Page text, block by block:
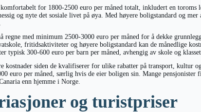
for 1800-2500 euro per måned totalt, inkludert en
og nyte det sosiale livet på øya. Med høyere boligstandard og
regne med minimum 2500-3000 euro per måned for å dekke
fritidsaktiviteter og høyere boligstandard kan de månedlige
typisk 300-600 euro per barn per måned, avhengig av skole og
kostnader siden de kvalifiserer for ulike rabatter på transport, kultur
euro per måned, særlig hvis de eier boligen sin. Mange pensjonister
enn hjemme i Norge.
og turistpriser